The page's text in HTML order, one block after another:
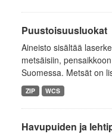
Puustoisuusluokat
Aineisto sisältää
metsäisiin,
Suomessa. Metsät on
ZIP WCS
Havupuiden ja